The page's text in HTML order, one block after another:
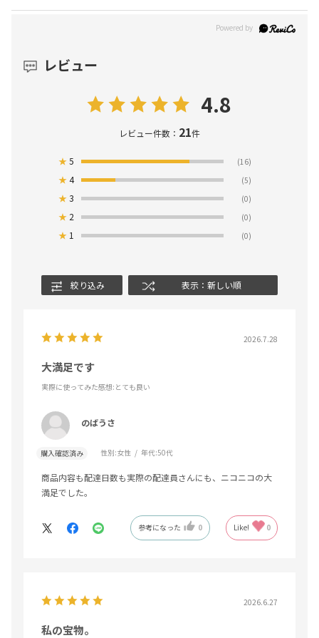
レビュー
4.8
レビュー件数： 21件
★5 (16)
★4 (5)
★3 (0)
★ 2 (0)
★ 1 (0)
絞り込み 表示：新しい順
2026.7.28
大満足です
実際に使ってみた感想:とても良い
のばうさ
購入確認済み 性別:女性 年代:50代
商品内容も配達日数も実際の配達員さんにも、ニコニコの大
満足でした。
参考になった 0 Like! 0
2026.6.27
私の宝物。